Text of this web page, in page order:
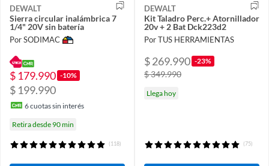
DEWALT
Sierra circular inalámbrica 7
1/4" 20V sin batería
Por SODIMAC
$ 179.990 -10%
$ 199.990
6cuotas sin interés
Retira desde 90 min
(118)
DEWALT
Kit Taladro Perc.+ Atornillador
20v + 2 Bat Dck223d2
Por TUS HERRAMIENTAS
$ 269.990 -23%
$ 349.990
Llega hoy
(75)